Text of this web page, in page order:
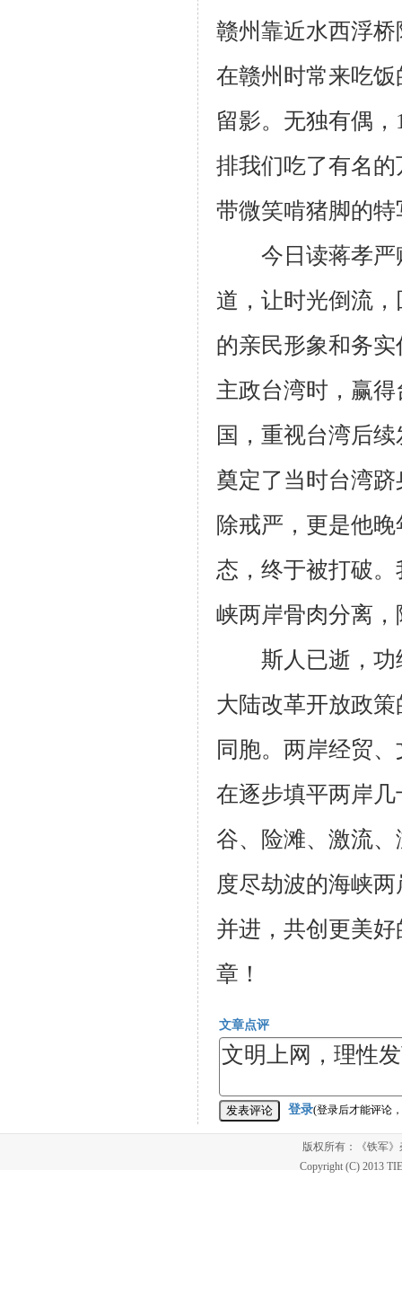
赣州靠近水西浮
在赣州时常来吃
留影。无独有偶，
排我们吃了有名
带微笑啃猪脚的特
今日读蒋孝严
道，让时光倒流
的亲民形象和务
主政台湾时，赢
国，重视台湾后
奠定了当时台湾
除戒严，更是他
态，终于被打破
峡两岸骨肉分离
斯人已逝，功
大陆改革开放政
同胞。两岸经贸
在逐步填平两岸
谷、险滩、激流
度尽劫波的海峡
并进，共创更美
章！
文章点评
登录(登录后才能评论
版权所有：《铁军
Copyright (C) 2013